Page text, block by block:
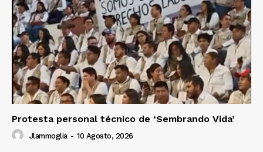
Protesta personal técnico de ‘Sembrando Vida’
Jlammoglia - 10 Agosto, 2026